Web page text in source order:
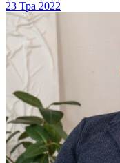
23 Тра 2022